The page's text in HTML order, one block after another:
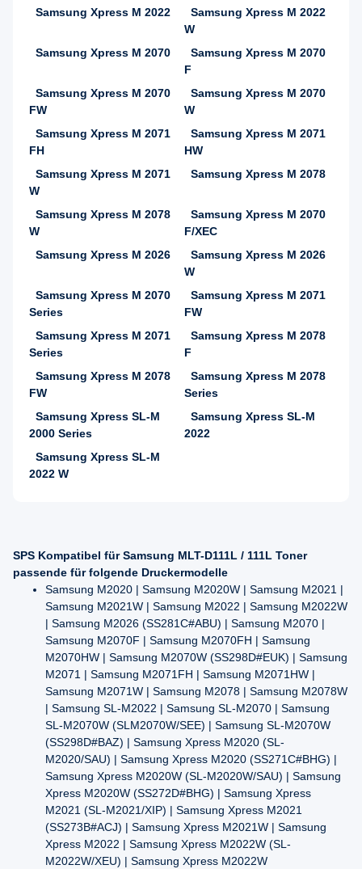
Samsung Xpress M 2022
Samsung Xpress M 2022
W
Samsung Xpress M 2070
Samsung Xpress M 2070
F
Samsung Xpress M 2070
FW
Samsung Xpress M 2070
W
Samsung Xpress M 2071
FH
Samsung Xpress M 2071
HW
Samsung Xpress M 2071
W
Samsung Xpress M 2078
Samsung Xpress M 2078
W
Samsung Xpress M 2070
F/XEC
Samsung Xpress M 2026
Samsung Xpress M 2026
W
Samsung Xpress M 2070
Series
Samsung Xpress M 2071
FW
Samsung Xpress M 2071
Series
Samsung Xpress M 2078
F
Samsung Xpress M 2078
FW
Samsung Xpress M 2078
Series
Samsung Xpress SL-M
2000 Series
Samsung Xpress SL-M
2022
Samsung Xpress SL-M
2022 W
SPS Kompatibel für Samsung MLT-D111L / 111L Toner
passende für folgende Druckermodelle
Samsung M2020 | Samsung M2020W | Samsung M2021 |
Samsung M2021W | Samsung M2022 | Samsung M2022W
| Samsung M2026 (SS281C#ABU) | Samsung M2070 |
Samsung M2070F | Samsung M2070FH | Samsung
M2070HW | Samsung M2070W (SS298D#EUK) | Samsung
M2071 | Samsung M2071FH | Samsung M2071HW |
Samsung M2071W | Samsung M2078 | Samsung M2078W
| Samsung SL-M2022 | Samsung SL-M2070 | Samsung
SL-M2070W (SLM2070W/SEE) | Samsung SL-M2070W
(SS298D#BAZ) | Samsung Xpress M2020 (SL-
M2020/SAU) | Samsung Xpress M2020 (SS271C#BHG) |
Samsung Xpress M2020W (SL-M2020W/SAU) | Samsung
Xpress M2020W (SS272D#BHG) | Samsung Xpress
M2021 (SL-M2021/XIP) | Samsung Xpress M2021
(SS273B#ACJ) | Samsung Xpress M2021W | Samsung
Xpress M2022 | Samsung Xpress M2022W (SL-
M2022W/XEU) | Samsung Xpress M2022W